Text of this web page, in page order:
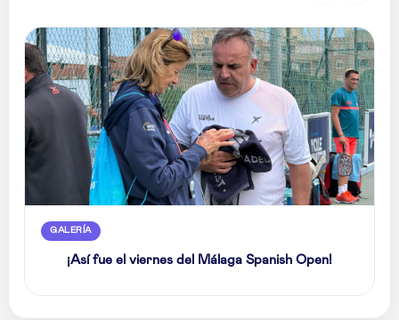
GALERÍA
¡Así fue el viernes del Málaga Spanish Open!